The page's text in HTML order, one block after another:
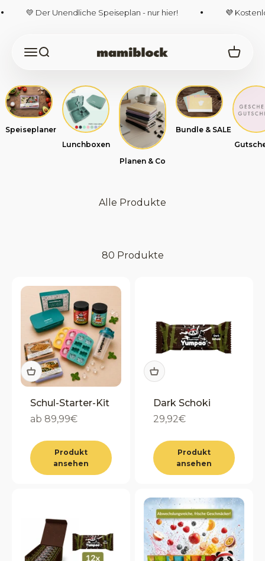
Zum Inhalt springen
💛 Der Unendliche Speiseplan - nur hier! 💜
Navigationsmenü öffnen
Suche öffnenmamiblock-Shop
Speiseplaner
Lunchboxen
Planen & Co
Bundle & SALE
Alle Produkte
80 Produkte
Schul-Starter-Kit
Angebot
ab 89,99€
Produkt
ansehen
Dark Schoki
Angebot
29,92€
Produkt
ansehen